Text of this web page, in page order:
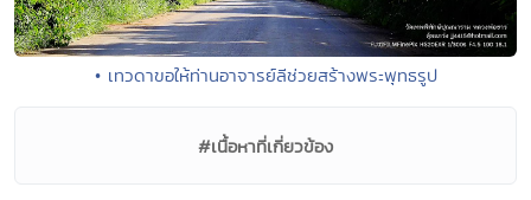
• เทวดาขอให้ท่านอาจารย์ลีช่วยสร้างพระพุทธรูป
#เนื้อหาที่เกี่ยวข้อง